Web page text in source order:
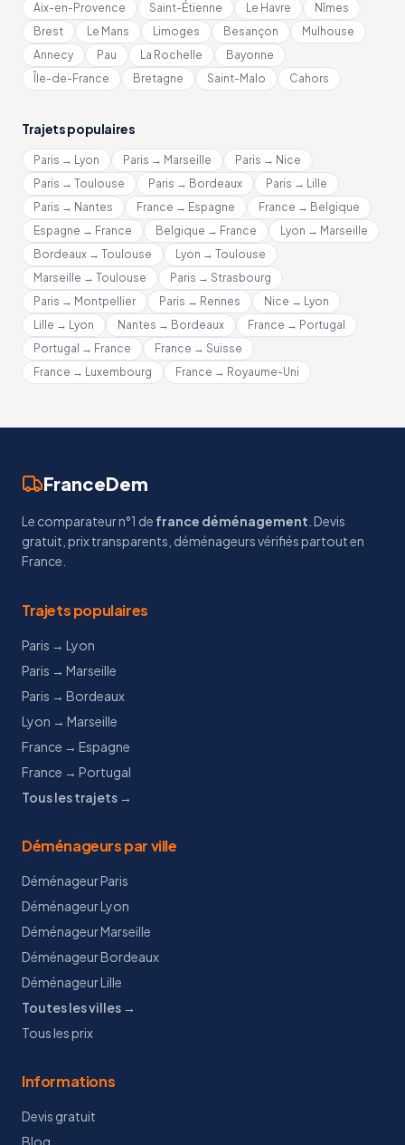
Aix-en-Provence
Saint-Étienne Le Havre
Nîmes
Brest
Le Mans Limoges Besançon
Mulhouse
Annecy
Pau La Rochelle
Bayonne
Île-de-France
Bretagne Saint-Malo Cahors
Trajets populaires
Paris → Lyon Paris → Marseille
Paris → Nice
Paris → Toulouse
Paris → Bordeaux
Paris → Lille
Paris → Nantes
France → Espagne
France → Belgique
Espagne → France
Belgique → France
Lyon → Marseille
Bordeaux → Toulouse
Lyon → Toulouse
Marseille → Toulouse
Paris → Strasbourg
Paris → Montpellier
Paris → Rennes
Nice → Lyon
Lille → Lyon
Nantes → Bordeaux
France → Portugal
Portugal → France
France → Suisse
France → Luxembourg
France → Royaume-Uni
FranceDem
Le comparateur n°1 de france déménagement . Devis
gratuit, prix transparents, déménageurs vérifiés partout en
France.
Trajets populaires
Paris → Lyon
Paris → Marseille
Paris → Bordeaux
Lyon → Marseille
France → Espagne
France → Portugal
Tous les trajets →
Déménageurs par ville
Déménageur Paris
Déménageur Lyon
Déménageur Marseille
Déménageur Bordeaux
Déménageur Lille
Toutes les villes →
Tous les prix
Informations
Devis gratuit
Blog